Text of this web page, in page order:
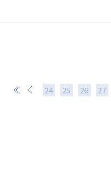
24 25 26 27